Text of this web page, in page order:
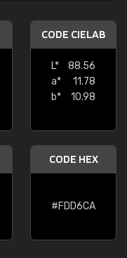
CODE CIELAB
L*
88.56
a*
11.78
b*
10.98
CODE HEX
#FDD6CA